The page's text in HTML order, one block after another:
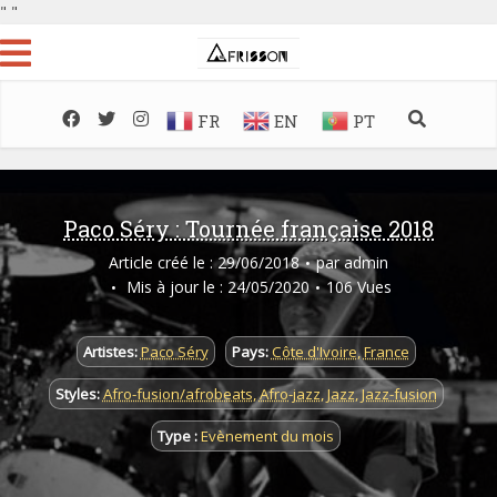
" "
FR EN PT
Paco Séry : Tournée française 2018
Article créé le : 29/06/2018 par admin
Mis à jour le : 24/05/2020
106 Vues
Artistes:Paco Séry Pays:Côte d'Ivoire,France
Styles:Afro-fusion/afrobeats,Afro-jazz,Jazz,Jazz-fusion
Type :Evènement du mois